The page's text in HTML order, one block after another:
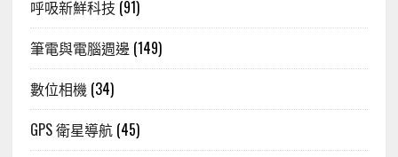
呼吸新鮮科技 (91)
筆電與電腦週邊 (149)
數位相機(34)
GPS 衛星導航(45)